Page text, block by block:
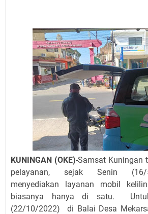
2026 Ada Tiga, Tapi yang
Ini Empat Lokasi Samsat
Agustus 2026
Jumat 7 Agustus 2026
Kecamatan Sindangagung
Agenda Kegiatan Bupati
Tiga, Wabup dan Sekda
Ini Jadwal Samsat Keliling
2026
KUNINGAN (OKE)-Samsat Kuningan
pelayanan, sejak Senin (16/
menyediakan layanan mobil
biasanya hanya di satu.
(22/10/2022) di Balai Desa